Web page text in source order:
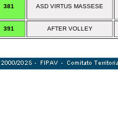
381 ASD VIRTUS MASSESE
391 AFTER VOLLEY